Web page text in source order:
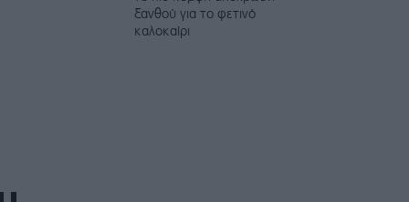
ξανθού για το φετινό
καλοκαίρι